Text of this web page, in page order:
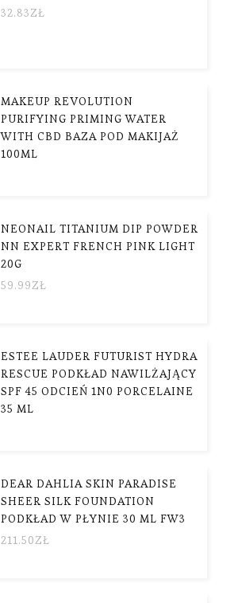
32.83ZŁ
MAKEUP REVOLUTION
PURIFYING PRIMING WATER
WITH CBD BAZA POD MAKIJAŻ
100ML
NEONAIL TITANIUM DIP POWDER
NN EXPERT FRENCH PINK LIGHT
20G
59.99ZŁ
ESTEE LAUDER FUTURIST HYDRA
RESCUE PODKŁAD NAWILŻAJĄCY
SPF 45 ODCIEŃ 1N0 PORCELAINE
35 ML
DEAR DAHLIA SKIN PARADISE
SHEER SILK FOUNDATION
PODKŁAD W PŁYNIE 30 ML FW3
211.50ZŁ